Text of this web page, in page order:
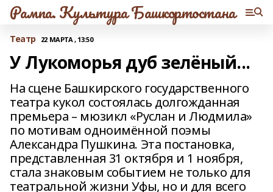
Рампа. Культура Башкортостана
Театр 22 МАРТА , 13:50
У Лукоморья дуб зелёный...
На сцене Башкирского государственного
театра кукол состоялась долгожданная
премьера – мюзикл «Руслан и Людмила»
по мотивам одноимённой поэмы
Александра Пушкина. Эта постановка,
представленная 31 октября и 1 ноября,
стала знаковым событием не только для
театральной жизни Уфы, но и для всего